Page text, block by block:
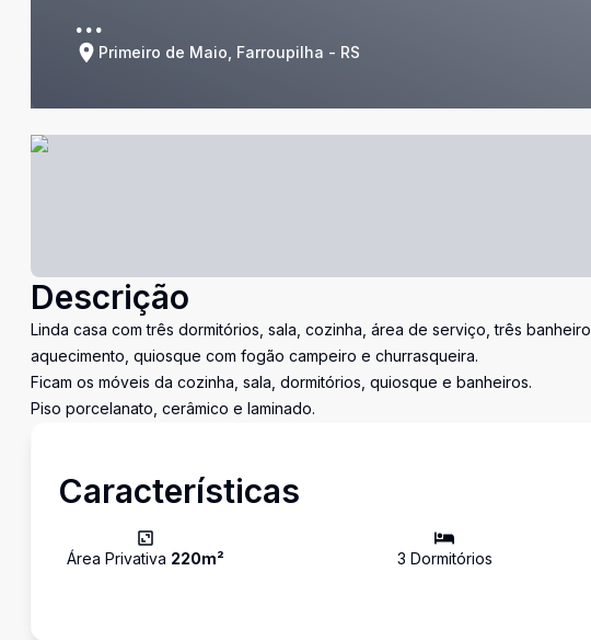
...
Primeiro de Maio, Farroupilha - RS
Descrição
Linda casa com três dormitórios, sala, cozinha, área de serviço, três
aquecimento, quiosque com fogão campeiro e churrasqueira.
Ficam os móveis da cozinha, sala, dormitórios, quiosque e banheiros.
Piso porcelanato, cerâmico e laminado.
Características
Área Privativa 220m² 3 Dormitórios